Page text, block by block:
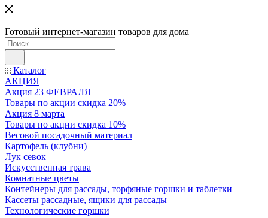
Готовый интернет-магазин товаров для дома
Каталог
АКЦИЯ
Акция 23 ФЕВРАЛЯ
Товары по акции скидка 20%
Акция 8 марта
Товары по акции скидка 10%
Весовой посадочный материал
Картофель (клубни)
Лук севок
Искусственная трава
Комнатные цветы
Контейнеры для рассады, торфяные горшки и таблетки
Кассеты рассадные, ящики для рассады
Технологические горшки